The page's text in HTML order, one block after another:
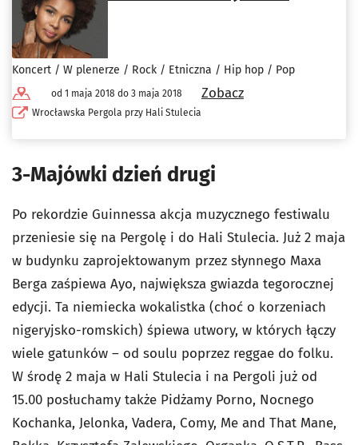
Koncert / W plenerze / Rock / Etniczna / Hip hop / Pop
od 1 maja 2018 do 3 maja 2018
Wrocławska Pergola przy Hali Stulecia
Zobacz
3-Majówki dzień drugi
Po rekordzie Guinnessa akcja muzycznego festiwalu
przeniesie się na Pergolę i do Hali Stulecia. Już 2 maja
w budynku zaprojektowanym przez słynnego Maxa
Berga zaśpiewa Ayo, największa gwiazda tegorocznej
edycji. Ta niemiecka wokalistka (choć o korzeniach
nigeryjsko-romskich) śpiewa utwory, w których łączy
wiele gatunków – od soulu poprzez reggae do folku.
W środę 2 maja w Hali Stulecia i na Pergoli już od
15.00 posłuchamy także Pidżamy Porno, Nocnego
Kochanka, Jelonka, Vadera, Comy, Me and That Mane,